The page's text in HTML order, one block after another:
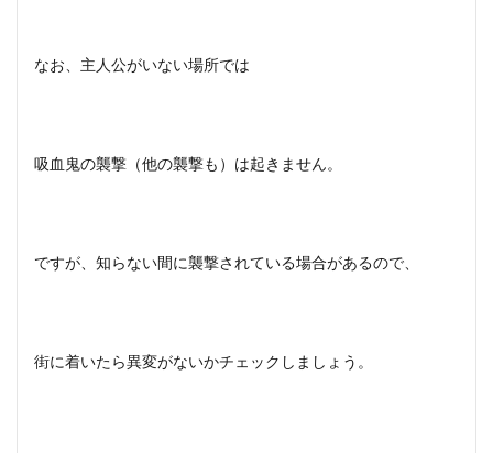
なお、主人公がいない場所では
吸血鬼の襲撃（他の襲撃も）は起きません。
ですが、知らない間に襲撃されている場合があるので、
街に着いたら異変がないかチェックしましょう。